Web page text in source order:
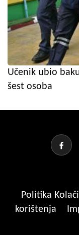
Učenik ubio
šest osoba
Politika
korištenja